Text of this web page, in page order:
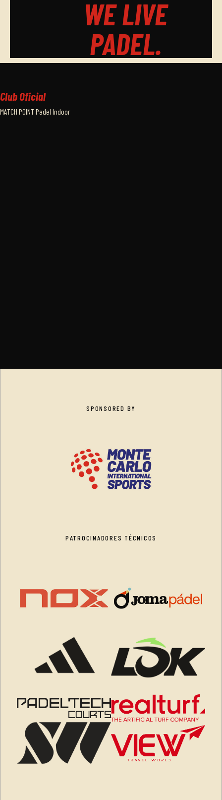
WE LIVE
PADEL.
Club Oficial
MATCH POINT Padel Indoor
SPONSORED BY
PATROCINADORES TÉCNICOS